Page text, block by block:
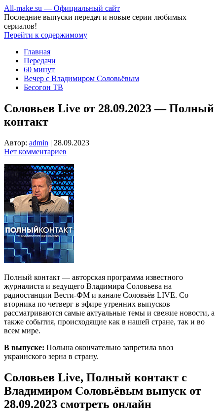
All-make.su — Официальный сайт
Последние выпуски передач и новые серии любимых
сериалов!
Перейти к содержимому
Главная
Передачи
60 минут
Вечер с Владимиром Соловьёвым
Бесогон ТВ
Соловьев Live от 28.09.2023 — Полный
контакт
Автор: admin | 28.09.2023
Нет комментариев
Полный контакт — авторская программа известного
журналиста и ведущего Владимира Соловьева на
радиостанции Вести-ФМ и канале Соловьёв LIVE. Со
вторника по четверг в эфире утренних выпусков
рассматриваются самые актуальные темы и свежие новости, а
также события, происходящие как в нашей стране, так и во
всем мире.
В выпуске: Польша окончательно запретила ввоз
украинского зерна в страну.
Соловьев Live, Полный контакт с
Владимиром Соловьёвым выпуск от
28.09.2023 смотреть онлайн